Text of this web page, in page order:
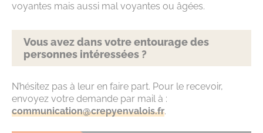
voyantes mais aussi mal voyantes ou âgées.
Vous avez dans votre entourage des
personnes intéressées ?
N’hésitez pas à leur en faire part. Pour le recevoir,
envoyez votre demande par mail à :
communication@crepyenvalois.fr.